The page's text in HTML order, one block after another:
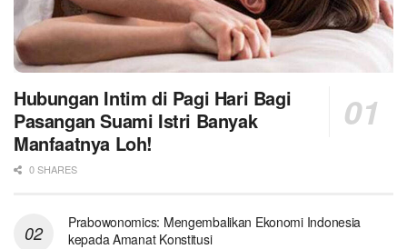
Hubungan Intim di Pagi Hari Bagi
Pasangan Suami Istri Banyak
Manfaatnya Loh!
0 SHARES
Prabowonomics: Mengembalikan Ekonomi Indonesia
kepada Amanat Konstitusi